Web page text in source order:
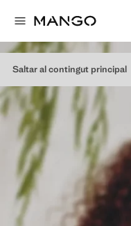
Saltar al contingut principal